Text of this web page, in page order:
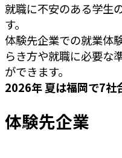
就職に不安のある学生
す。
体験先企業での就業体
らき方や就職に必要な
ができます。
2026年 夏は福岡で7社
体験先企業